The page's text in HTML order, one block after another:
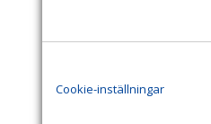
Cookie-inställningar